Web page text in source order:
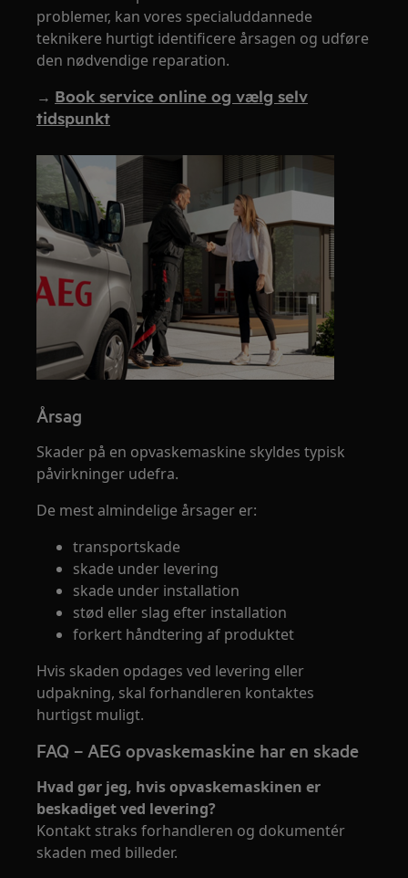
problemer, kan vores specialuddannede
teknikere hurtigt identificere årsagen og udføre
den nødvendige reparation.
→ Book service online og vælg selv
tidspunkt
Årsag
Skader på en opvaskemaskine skyldes typisk
påvirkninger udefra.
De mest almindelige årsager er:
transportskade
skade under levering
skade under installation
stød eller slag efter installation
forkert håndtering af produktet
Hvis skaden opdages ved levering eller
udpakning, skal forhandleren kontaktes
hurtigst muligt.
FAQ – AEG opvaskemaskine har en skade
Hvad gør jeg, hvis opvaskemaskinen er
beskadiget ved levering?
Kontakt straks forhandleren og dokumentér
skaden med billeder.